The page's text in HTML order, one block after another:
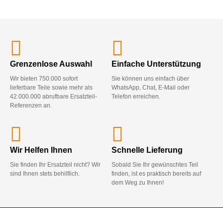
Grenzenlose Auswahl
Wir bieten 750.000 sofort
lieferbare Teile sowie mehr als
42.000.000 abrufbare Ersatzteil-
Referenzen an.
Einfache Unterstützung
Sie können uns einfach über
WhatsApp, Chat, E-Mail oder
Telefon erreichen.
Wir Helfen Ihnen
Sie finden Ihr Ersatzteil nicht? Wir
sind Ihnen stets behilflich.
Schnelle Lieferung
Sobald Sie Ihr gewünschtes Teil
finden, ist es praktisch bereits auf
dem Weg zu Ihnen!